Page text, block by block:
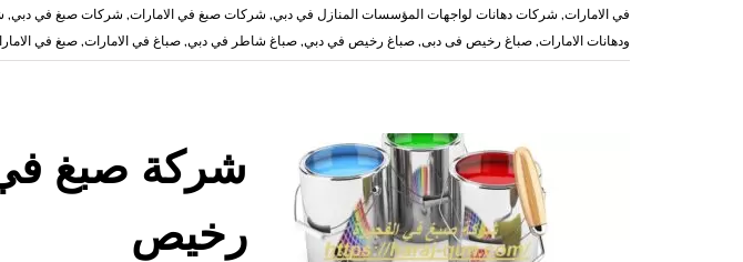
في الامارات, شركات دهانات لواجهات المؤسسات المنازل في دبي, شركات صبغ في الامارات, شركات صبغ في دبي,
ودهانات الامارات, صباغ رخيص فى دبى, صباغ رخيص في دبي, صباغ شاطر في دبي, صباغ في الامارات,صبغ في
رخيص